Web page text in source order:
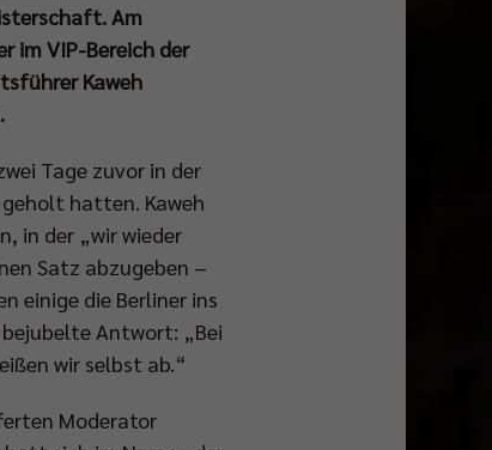
Am
im VIP-Bereich der
Kaweh
Tage zuvor in der
hatten. Kaweh
in der „wir wieder
Satz abzugeben –
einige die Berliner ins
Antwort: „Bei
wir selbst ab.“
Moderator